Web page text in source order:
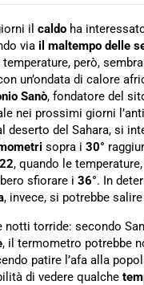
il caldo ha
via il maltempo delle
temperature, però,
un’ondata di calore
Sanò, fondatore del
nei prossimi giorni
deserto del Sahara, si
sopra i 30°
, quando le
sfiorare i 36°. In
, invece, si potrebbe
notti torride: secondo
, il termometro potrebbe
patire l’afa alla
di vedere qualche